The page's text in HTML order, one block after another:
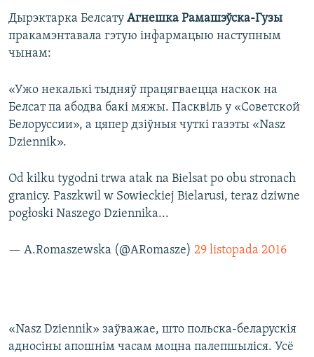
Дырэктарка Белсату Агнешка Рамашэўска-Гузы
пракамэнтавала гэтую інфармацыю наступным
чынам:
«Ужо некалькі тыдняў працягваецца наскок на
Белсат па абодва бакі мяжы. Пасквіль у «Советской
Белоруссии», а цяпер дзіўныя чуткі газэты «Nasz
Dziennik».
Od kilku tygodni trwa atak na Bielsat po obu stronach
granicy. Paszkwil w Sowieckiej Bielarusi, teraz dziwne
pogłoski Naszego Dziennika...
— A.Romaszewska (@ARomasze) 29 listopada 2016
«Nasz Dziennik» заўважае, што польска-беларускія
адносіны апошнім часам моцна палепшыліся. Усё